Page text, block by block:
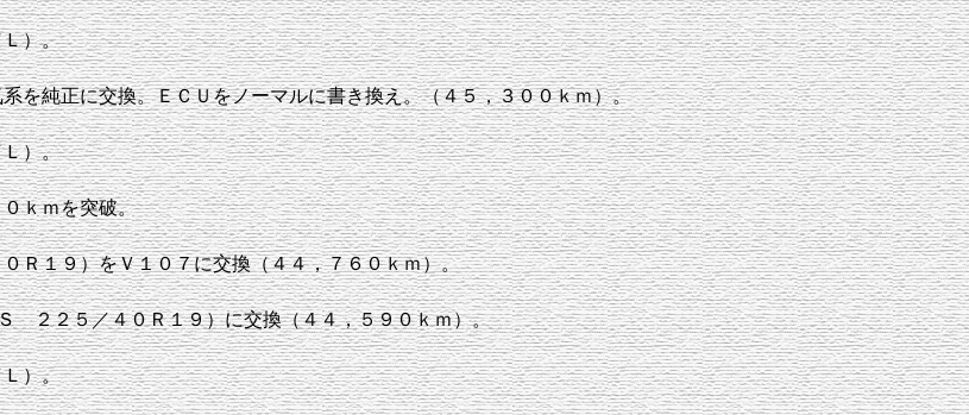
）。
を純正に交換。ＥＣＵをノーマルに書き換え。（４５，３００ｋｍ）。
）。
ｋｍを突破。
Ｒ１９）をＶ１０７に交換（４４，７６０ｋｍ）。
２２５／４０Ｒ１９）に交換（４４，５９０ｋｍ）。
）。